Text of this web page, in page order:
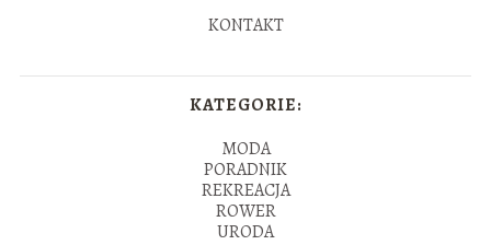
KONTAKT
KATEGORIE:
MODA
PORADNIK
REKREACJA
ROWER
URODA